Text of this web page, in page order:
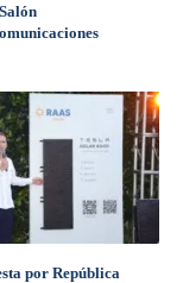
por República